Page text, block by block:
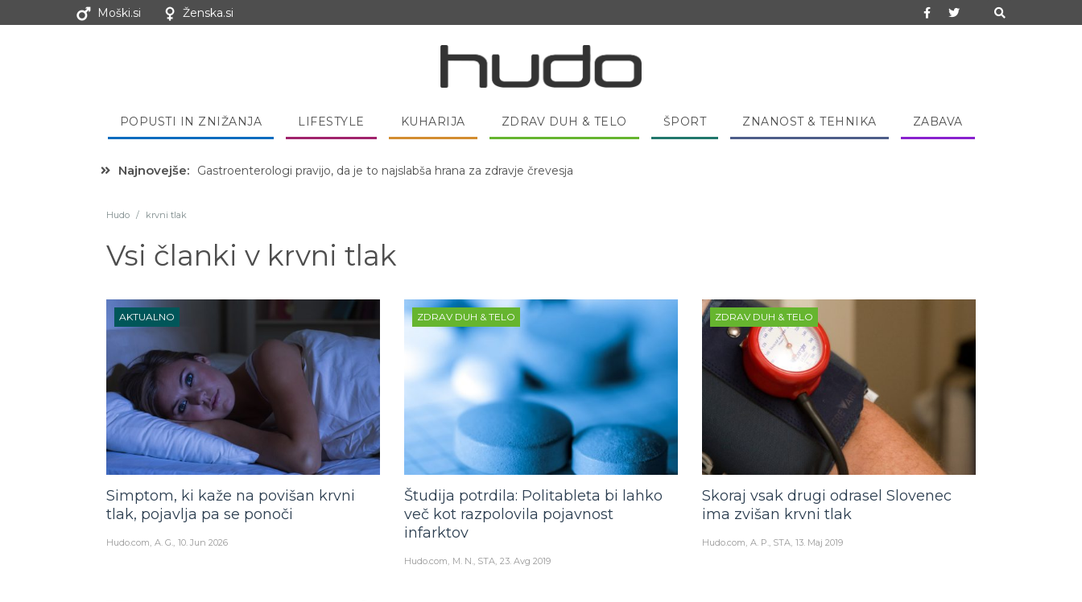
Moški.si Ženska.si
POPUSTI IN ZNIŽANJA LIFESTYLE KUHARIJA ZDRAV DUH & TELO ŠPORT ZNANOST & TEHNIKA ZABAVA
Najnovejše:
Gastroenterologi pravijo, da je to najslabša hrana za zdravje črevesja
Hudo / krvni tlak
Vsi članki v krvni tlak
AKTUALNO
Simptom, ki kaže na povišan krvni
tlak, pojavlja pa se ponoči
Hudo.com A. G. 10. Jun 2026
ZDRAV DUH & TELO
Študija potrdila: Politableta bi lahko
več kot razpolovila pojavnost
infarktov
Hudo.com M. N., STA 23. Avg 2019
ZDRAV DUH & TELO
Skoraj vsak drugi odrasel Slovenec
ima zvišan krvni tlak
Hudo.com A. P., STA 13. Maj 2019